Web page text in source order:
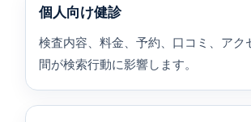
個人向け健診
検査内容、料金、予約、口コミ、アク
間が検索行動に影響します。